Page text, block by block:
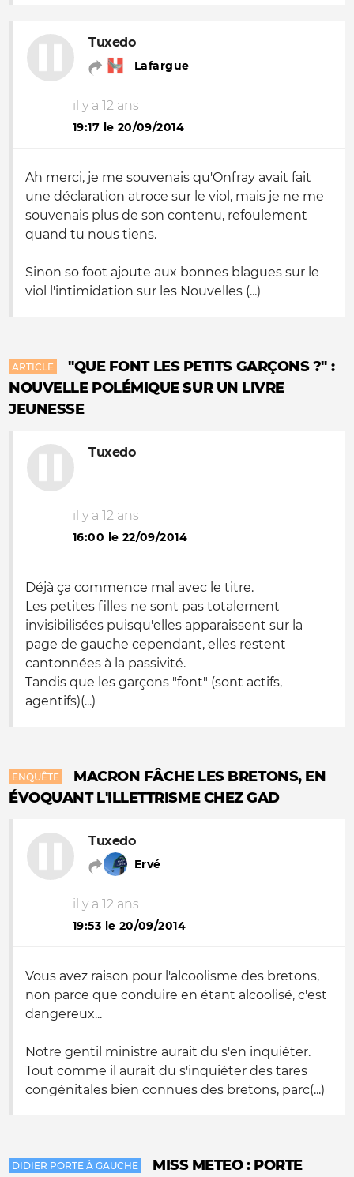
Tuxedo
Lafargue
il y a 12 ans
19:17 le 20/09/2014
Ah merci, je me souvenais qu'Onfray avait fait
une déclaration atroce sur le viol, mais je ne me
souvenais plus de son contenu, refoulement
quand tu nous tiens.
Sinon so foot ajoute aux bonnes blagues sur le
viol l'intimidation sur les Nouvelles (...)
ARTICLE
"QUE FONT LES PETITS GARÇONS ?" :
NOUVELLE POLÉMIQUE SUR UN LIVRE
JEUNESSE
Tuxedo
il y a 12 ans
16:00 le 22/09/2014
Déjà ça commence mal avec le titre.
Les petites filles ne sont pas totalement
invisibilisées puisqu'elles apparaissent sur la
page de gauche cependant, elles restent
cantonnées à la passivité.
Tandis que les garçons "font" (sont actifs,
agentifs)(...)
ENQUÊTE
MACRON FÂCHE LES BRETONS, EN
ÉVOQUANT L'ILLETTRISME CHEZ GAD
Tuxedo
Ervé
il y a 12 ans
19:53 le 20/09/2014
Vous avez raison pour l'alcoolisme des bretons,
non parce que conduire en étant alcoolisé, c'est
dangereux...
Notre gentil ministre aurait du s'en inquiéter.
Tout comme il aurait du s'inquiéter des tares
congénitales bien connues des bretons, parc(...)
DIDIER PORTE À GAUCHE
MISS METEO : PORTE